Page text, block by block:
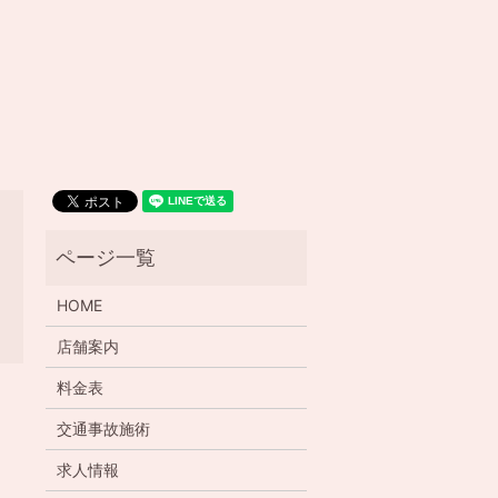
HOME
店舗案内
料金表
交通事故施術
求人情報